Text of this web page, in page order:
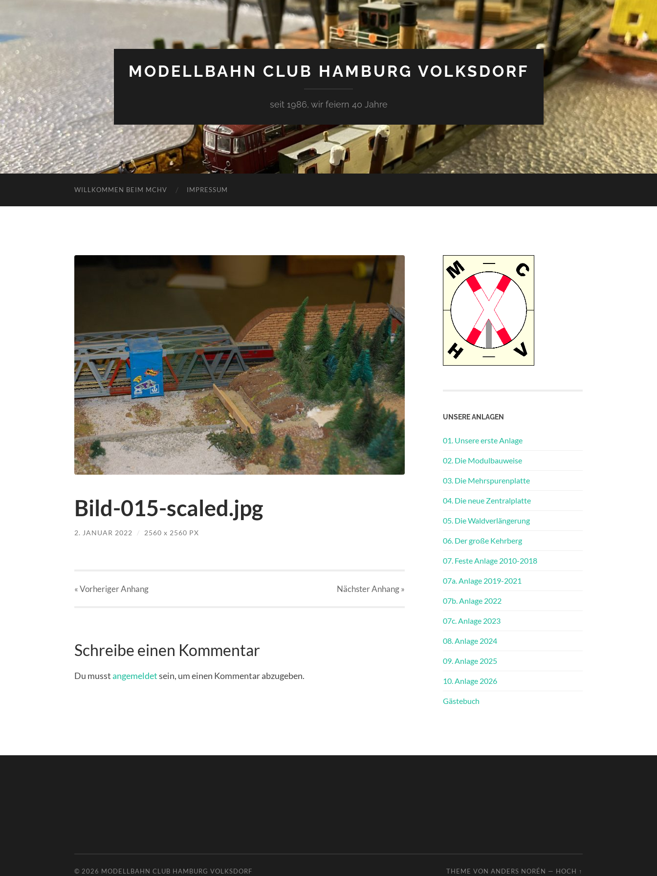
MODELLBAHN CLUB HAMBURG VOLKSDORF
seit 1986, wir feiern 40 Jahre
WILLKOMMEN BEIM MCHV IMPRESSUM
Bild-015-scaled.jpg
2. JANUAR 2022 / 2560 x 2560 PX
« VorherigerAnhang NächsterAnhang»
Schreibe einen Kommentar
Du musstangemeldetsein, um einen Kommentar abzugeben.
UNSERE ANLAGEN
01. Unsere erste Anlage
02. Die Modulbauweise
03. Die Mehrspurenplatte
04. Die neue Zentralplatte
05. Die Waldverlängerung
06. Der große Kehrberg
07. Feste Anlage 2010-2018
07a. Anlage 2019-2021
07b. Anlage 2022
07c. Anlage 2023
08. Anlage 2024
09. Anlage 2025
10. Anlage 2026
Gästebuch
© 2026 MODELLBAHN CLUB HAMBURG VOLKSDORF THEME VON ANDERS NORÉN — HOCH ↑